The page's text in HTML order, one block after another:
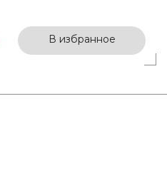
В избранное